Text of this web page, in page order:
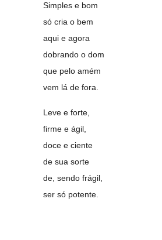
Simples e bom
só cria o bem
aqui e agora
dobrando o dom
que pelo amém
vem lá de fora.
Leve e forte,
firme e ágil,
doce e ciente
de sua sorte
de, sendo frágil,
ser só potente.